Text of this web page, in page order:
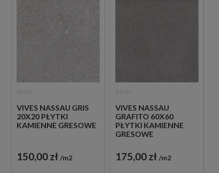
VIVES NASSAU GRIS
20X20 PŁYTKI
KAMIENNE GRESOWE
150,00 zł m2
VIVES NASSAU
GRAFITO 60X60
PŁYTKI KAMIENNE
GRESOWE
175,00 zł m2